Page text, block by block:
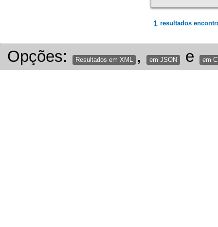
1 resultados
Opções: Resultados em XML , em JSON e em